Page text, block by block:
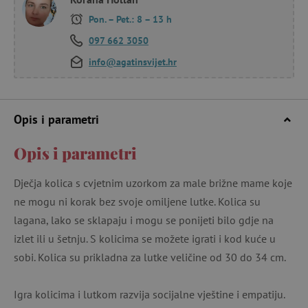
Pon. – Pet.: 8 – 13 h
097 662 3050
info@agatinsvijet.hr
Opis i parametri
Opis i parametri
Dječja kolica s cvjetnim uzorkom za male brižne mame koje
ne mogu ni korak bez svoje omiljene lutke. Kolica su
lagana, lako se sklapaju i mogu se ponijeti bilo gdje na
izlet ili u šetnju. S kolicima se možete igrati i kod kuće u
sobi. Kolica su prikladna za lutke veličine od 30 do 34 cm.
Igra kolicima i lutkom razvija socijalne vještine i empatiju.